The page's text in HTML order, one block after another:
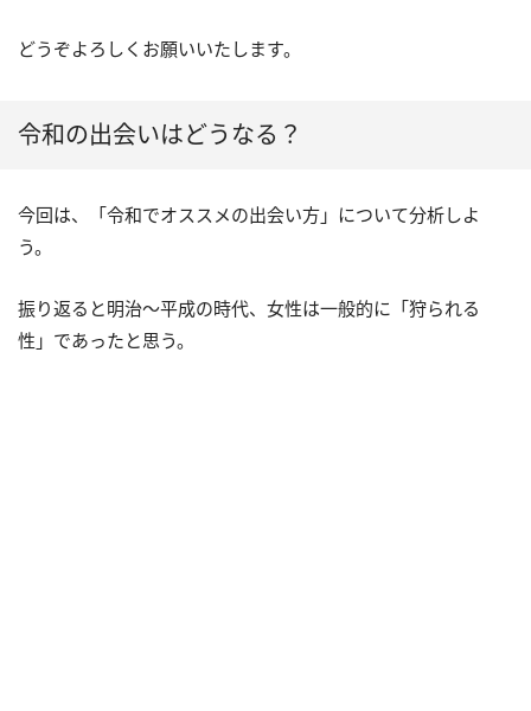
どうぞよろしくお願いいたします。
令和の出会いはどうなる？
今回は、「令和でオススメの出会い方」について分析しよ
う。
振り返ると明治〜平成の時代、女性は一般的に「狩られる
性」であったと思う。